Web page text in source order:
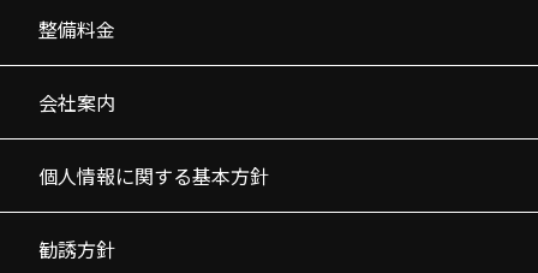
整備料金
会社案内
個人情報に関する基本方針
勧誘方針